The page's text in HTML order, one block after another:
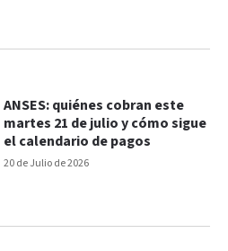
20 de Julio de 2026
ANSES: quiénes cobran este
martes 21 de julio y cómo sigue
el calendario de pagos